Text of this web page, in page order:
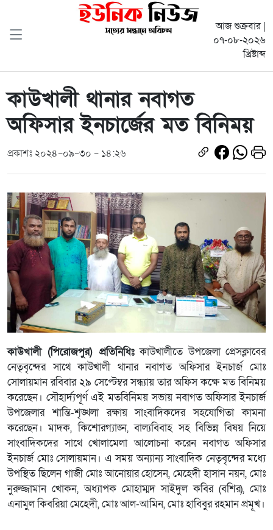
আজ শুক্রবার |
০৭-০৮-২০২৬
খ্রিষ্টাব্দ
কাউখালী থানার নবাগত
অফিসার ইনচার্জের মত বিনিময়
প্রকাশঃ ২০২৪-০৯-৩০ - ১৪:২৬
কাউখালী (পিরোজপুর) প্রতিনিধিঃকাউখালীতে উপজেলা প্রেসক্লাবের
নেতৃবৃন্দের সাথে কাউখালী থানার নবাগত অফিসার ইনচার্জ মোঃ
সোলায়মান রবিবার ২৯ সেপ্টেম্বর সন্ধ্যায় তার অফিস কক্ষে মত বিনিময়
করেছেন। সৌহার্দ্যপূর্ণ এই মতবিনিময় সভায় নবাগত অফিসার ইনচার্জ
উপজেলার শান্তি-শৃঙ্খলা রক্ষায় সাংবাদিকদের সহযোগিতা কামনা
করেছেন। মাদক, কিশোরগ্যাঙ্ন, বাল্যবিবাহ সহ বিভিন্ন বিষয় নিয়ে
সাংবাদিকদের সাথে খোলামেলা আলোচনা করেন নবাগত অফিসার
ইনচার্জ মোঃ সোলায়মান। এ সময় অন্যান্য সাংবাদিক নেতৃবৃন্দের মধ্যে
উপস্থিত ছিলেন গাজী মোঃ আনোয়ার হোসেন, মেহেদী হাসান নয়ন, মোঃ
নুরুজ্জামান খোকন, অধ্যাপক মোহাম্মদ সাইদুল কবির (বশির), মোঃ
এনামুল কিবরিয়া মেহেদী, মোঃ আল-আমিন, মোঃ হাবিবুর রহমান প্রমূখ।